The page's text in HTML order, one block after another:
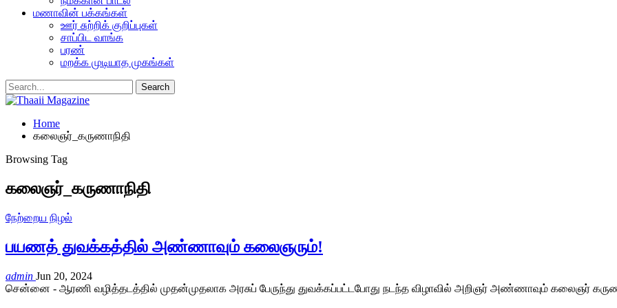
மணாவின் பக்கங்கள்
ஊர் சுற்றிக் குறிப்புகள்
சாப்பிட வாங்க
பரண்
மறக்க முடியாத முகங்கள்
Home
கலைஞர்_கருணாநிதி
Browsing Tag
கலைஞர்_கருணாநிதி
நேற்றைய நிழல்
பயணத் துவக்கத்தில் அண்ணாவும் கலைஞரும்!
admin Jun 20, 2024
சென்னை - ஆரணி வழித்தடத்தில் முதன்முதலாக அரசுப் பேருந்து துவக்கப்பட்டபோது நடந்த விழாவில் அறிஞர் அண்ணாவும் கலைஞர்